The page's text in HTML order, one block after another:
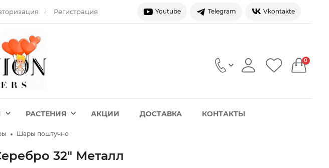
Регистрация Youtube Telegram Vkontakte
0
РАСТЕНИЯ АКЦИИ ДОСТАВКА КОНТАКТЫ
Шары поштучно
32" Металл